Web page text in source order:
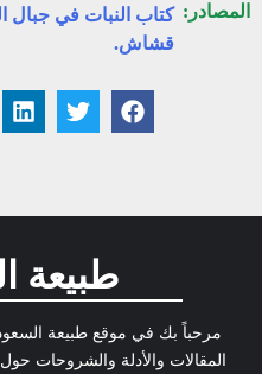
المصادر: كتاب النبات في جبال
قشاش.
طبيعة
مرحباً بك في موقع طبيعة
المقالات والأدلة والشروحات